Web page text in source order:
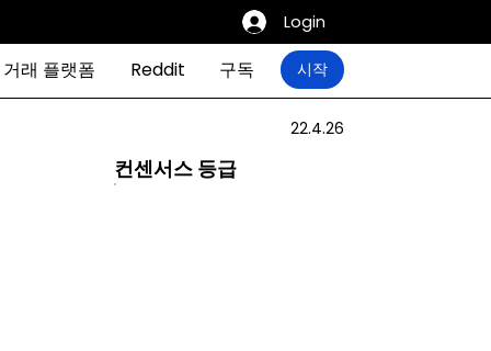
Login
거래 플랫폼 Reddit 구독 시작
22.4.26
컨센서스 등급